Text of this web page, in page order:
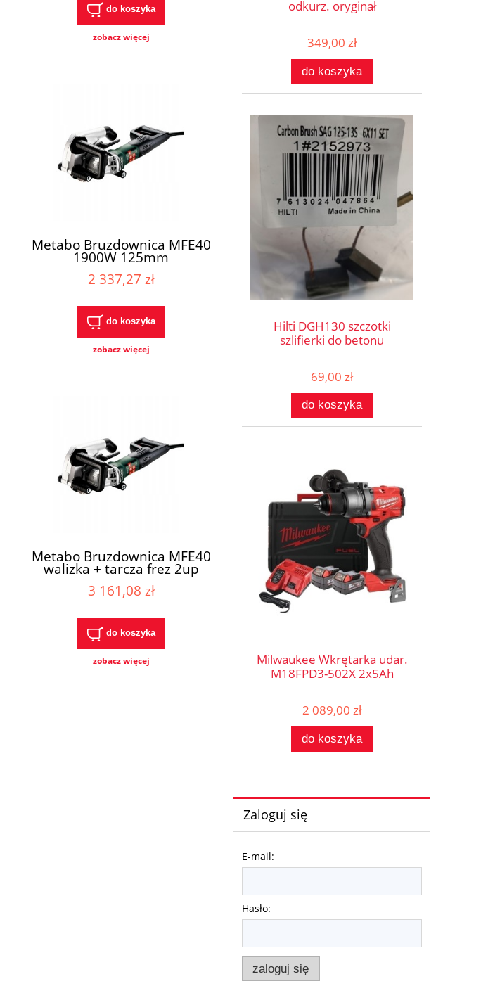
do koszyka
zobacz więcej
Metabo Bruzdownica MFE40
1900W 125mm
2 337,27 zł
do koszyka
zobacz więcej
Metabo Bruzdownica MFE40
walizka + tarcza frez 2up
3 161,08 zł
do koszyka
zobacz więcej
odkurz. oryginał
349,00 zł
do koszyka
Hilti DGH130 szczotki
szlifierki do betonu
69,00 zł
do koszyka
Milwaukee Wkrętarka udar.
M18FPD3-502X 2x5Ah
2 089,00 zł
do koszyka
Zaloguj się
E-mail:
Hasło:
zaloguj się